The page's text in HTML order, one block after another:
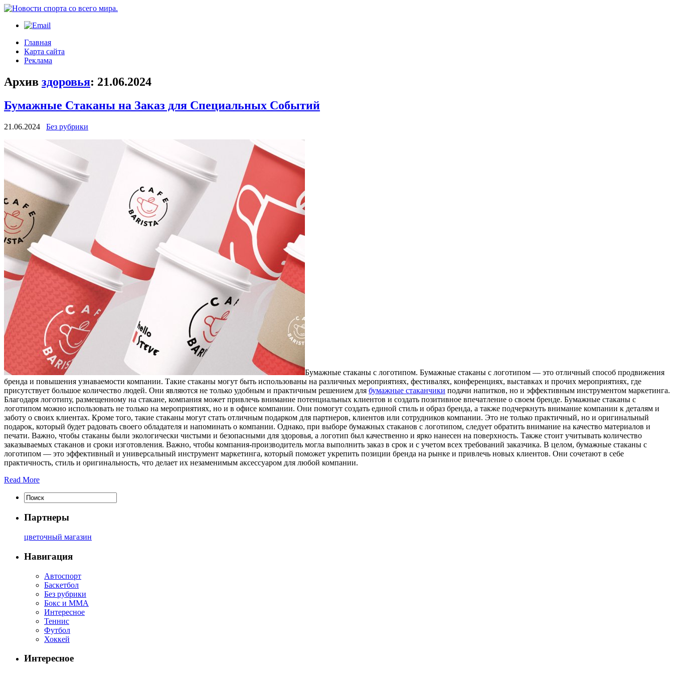
Главная
Карта сайта
Реклама
Архив здоровья: 21.06.2024
Бумажные Стаканы на Заказ для Специальных Событий
21.06.2024 Без рубрики
Бумажные стаканы с логотипом. Бумажные стаканы с логотипом — это отличный способ продвижения
бренда и повышения узнаваемости компании. Такие стаканы могут быть использованы на различных мероприятиях, фестивалях, конференциях, выставках и прочих мероприятиях, где
присутствует большое количество людей. Они являются не только удобным и практичным решением для бумажные стаканчики подачи напитков, но и эффективным инструментом маркетинга.
Благодаря логотипу, размещенному на стакане, компания может привлечь внимание потенциальных клиентов и создать позитивное впечатление о своем бренде. Бумажные стаканы с
логотипом можно использовать не только на мероприятиях, но и в офисе компании. Они помогут создать единой стиль и образ бренда, а также подчеркнуть внимание компании к деталям и
заботу о своих клиентах. Кроме того, такие стаканы могут стать отличным подарком для партнеров, клиентов или сотрудников компании. Это не только практичный, но и оригинальный
подарок, который будет радовать своего обладателя и напоминать о компании. Однако, при выборе бумажных стаканов с логотипом, следует обратить внимание на качество материалов и
печати. Важно, чтобы стаканы были экологически чистыми и безопасными для здоровья, а логотип был качественно и ярко нанесен на поверхность. Также стоит учитывать количество
заказываемых стаканов и сроки изготовления. Важно, чтобы компания-производитель могла выполнить заказ в срок и с учетом всех требований заказчика. В целом, бумажные стаканы с
логотипом — это эффективный и универсальный инструмент маркетинга, который поможет укрепить позиции бренда на рынке и привлечь новых клиентов. Они сочетают в себе
практичность, стиль и оригинальность, что делает их незаменимым аксессуаром для любой компании.
Read More
Партнеры
цветочный магазин
Навигация
Автоспорт
Баскетбол
Без рубрики
Бокс и ММА
Интересное
Теннис
Футбол
Хоккей
Интересное